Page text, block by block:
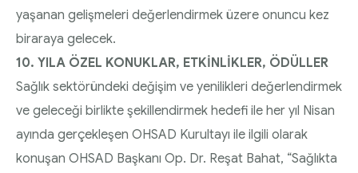
yaşanan gelişmeleri değerlendirmek üzere onuncu kez
biraraya gelecek.
10. YILA ÖZEL KONUKLAR, ETKİNLİKLER, ÖDÜLLER
Sağlık sektöründeki değişim ve yenilikleri değerlendirmek
ve geleceği birlikte şekillendirmek hedefi ile her yıl Nisan
ayında gerçekleşen OHSAD Kurultayı ile ilgili olarak
konuşan OHSAD Başkanı Op. Dr. Reşat Bahat, “Sağlıkta